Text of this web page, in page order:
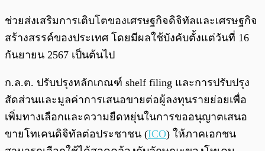
ช่วยส่งเสริมการเติบโตของเศรษฐกิจดิจิทัลและเศรษฐกิจ
สร้างสรรค์ของประเทศ โดยมีผลใช้บังคับตั้งแต่วันที่ 16
กันยายน 2567 เป็นต้นไป
ก.ล.ต. ปรับปรุงหลักเกณฑ์ shelf filing และการปรับปรุง
สัดส่วนและมูลค่าการเสนอขายต่อผู้ลงทุนรายย่อยเพื่อ
เพิ่มทางเลือกและความยืดหยุ่นในการขออนุญาตเสนอ
ขายโทเคนดิจิทัลต่อประชาชน (ICO) ให้ภาคเอกชน